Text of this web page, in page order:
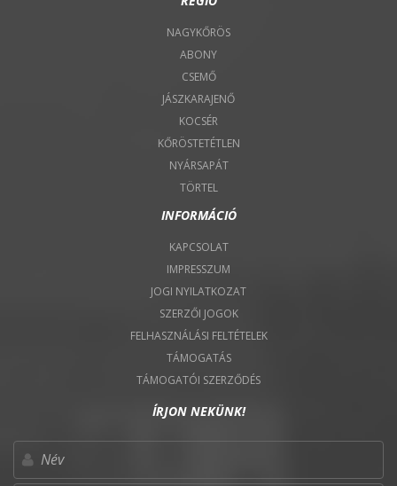
NAGYKŐRÖS
ABONY
CSEMŐ
JÁSZKARAJENŐ
KOCSÉR
KŐRÖSTETÉTLEN
NYÁRSAPÁT
TÖRTEL
INFORMÁCIÓ
KAPCSOLAT
IMPRESSZUM
JOGI NYILATKOZAT
SZERZŐI JOGOK
FELHASZNÁLÁSI FELTÉTELEK
TÁMOGATÁS
TÁMOGATÓI SZERZŐDÉS
ÍRJON NEKÜNK!